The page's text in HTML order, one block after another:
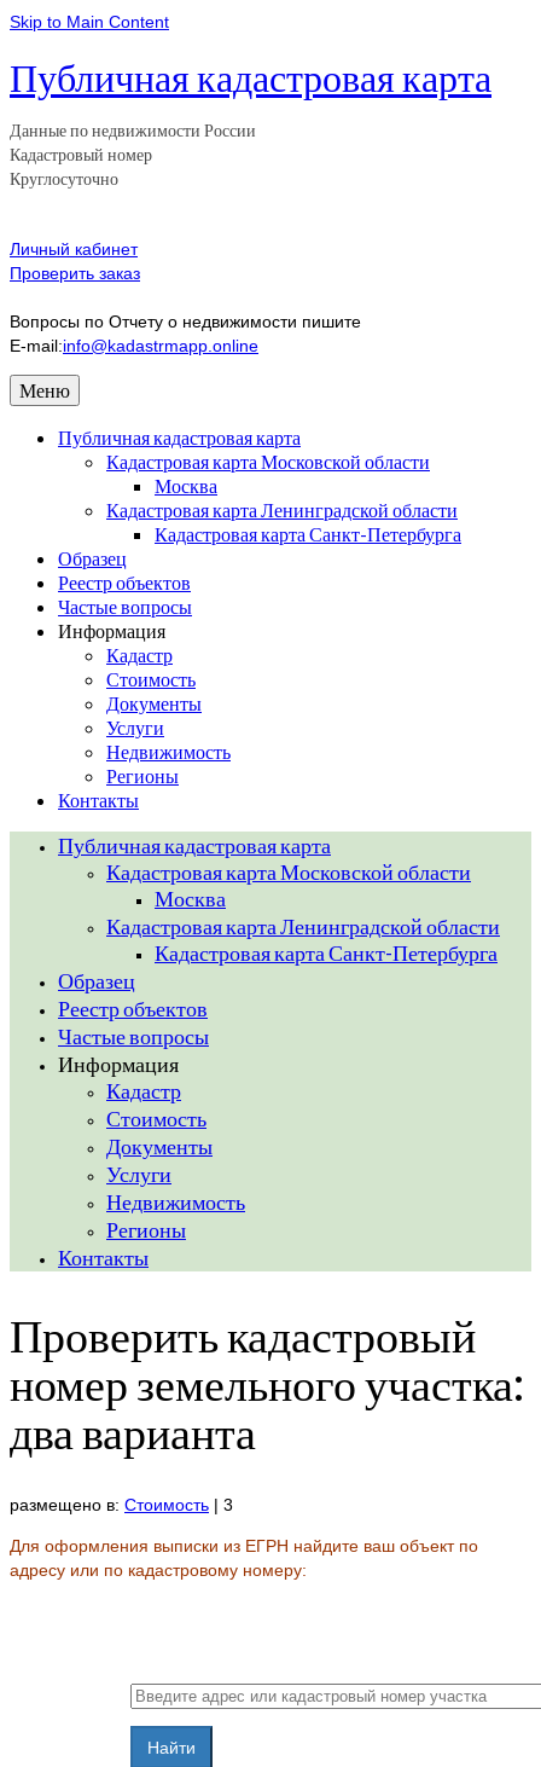
Skip to Main Content
Публичная кадастровая карта
Данные по недвижимости России
Кадастровый номер
Круглосуточно
Личный кабинет
Проверить заказ
Вопросы по Отчету о недвижимости пишите
E-mail:info@kadastrmapp.online
Меню
Публичная кадастровая карта
Кадастровая карта Московской области
Москва
Кадастровая карта Ленинградской области
Кадастровая карта Санкт-Петербурга
Образец
Реестр объектов
Частые вопросы
Информация
Кадастр
Стоимость
Документы
Услуги
Недвижимость
Регионы
Контакты
Публичная кадастровая карта
Кадастровая карта Московской области
Москва
Кадастровая карта Ленинградской области
Кадастровая карта Санкт-Петербурга
Образец
Реестр объектов
Частые вопросы
Информация
Кадастр
Стоимость
Документы
Услуги
Недвижимость
Регионы
Контакты
Проверить кадастровый
номер земельного участка:
два варианта
размещено в: Стоимость | 3
Для оформления выписки из ЕГРН найдите ваш объект по
адресу или по кадастровому номеру: